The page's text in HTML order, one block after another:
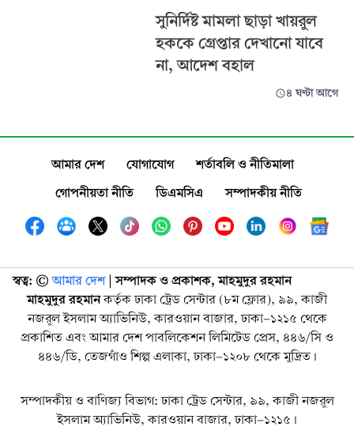
সুনির্দিষ্ট মামলা ছাড়া খায়রুল
হককে গ্রেপ্তার দেখানো যাবে
না, আদেশ বহাল
৪ ঘণ্টা আগে
আমার দেশ যোগাযোগ
শর্তাবলি ও নীতিমালা
গোপনীয়তা নীতি
ডিএমসিএ সম্পাদকীয় নীতি
স্বত্ব: ©️ আমার দেশ| সম্পাদক ও প্রকাশক, মাহমুদুর রহমান
মাহমুদুর রহমানকর্তৃক ঢাকা ট্রেড সেন্টার (৮ম ফ্লোর), ৯৯, কাজী
নজরুল ইসলাম অ্যাভিনিউ, কারওয়ান বাজার, ঢাকা-১২১৫ থেকে
প্রকাশিত এবং আমার দেশ পাবলিকেশন লিমিটেড প্রেস, ৪৪৬/সি ও
৪৪৬/ডি, তেজগাঁও শিল্প এলাকা, ঢাকা-১২০৮ থেকে মুদ্রিত।
সম্পাদকীয় ও বাণিজ্য বিভাগ: ঢাকা ট্রেড সেন্টার, ৯৯, কাজী নজরুল
ইসলাম অ্যাভিনিউ, কারওয়ান বাজার, ঢাকা-১২১৫।